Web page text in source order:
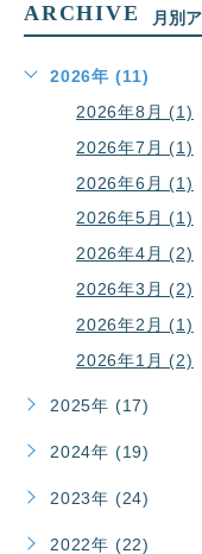
ARCHIVE 月別
2026年 (11)
2026年8月 (1)
2026年7月 (1)
2026年6月 (1)
2026年5月 (1)
2026年4月 (2)
2026年3月 (2)
2026年2月 (1)
2026年1月 (2)
2025年 (17)
2024年 (19)
2023年 (24)
2022年 (22)